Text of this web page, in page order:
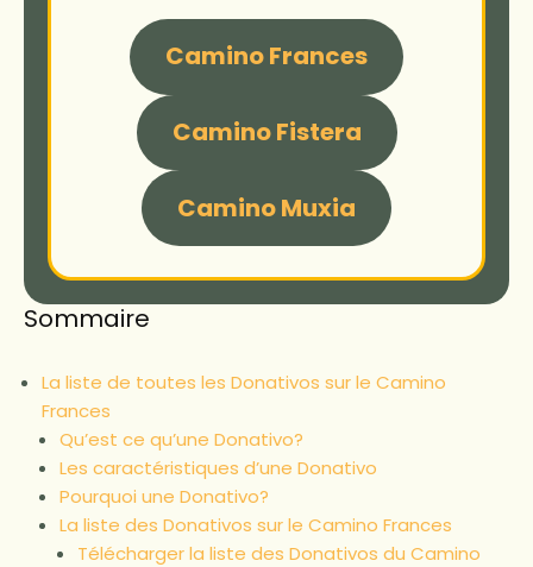
Camino Frances
Camino Fistera
Camino Muxia
Sommaire
La liste de toutes les Donativos sur le Camino
Frances
Qu’est ce qu’une Donativo?
Les caractéristiques d’une Donativo
Pourquoi une Donativo?
La liste des Donativos sur le Camino Frances
Télécharger la liste des Donativos du Camino